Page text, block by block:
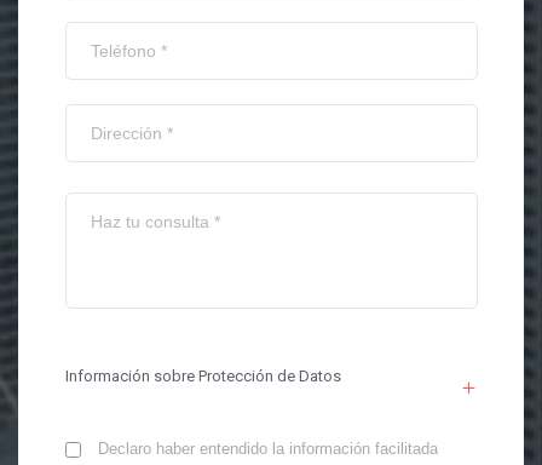
Información sobre Protección de Datos
Declaro haber entendido la información facilitada